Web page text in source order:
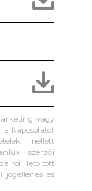
vagy
a kapcsolatot
mellett
szerzői
letöltött
és